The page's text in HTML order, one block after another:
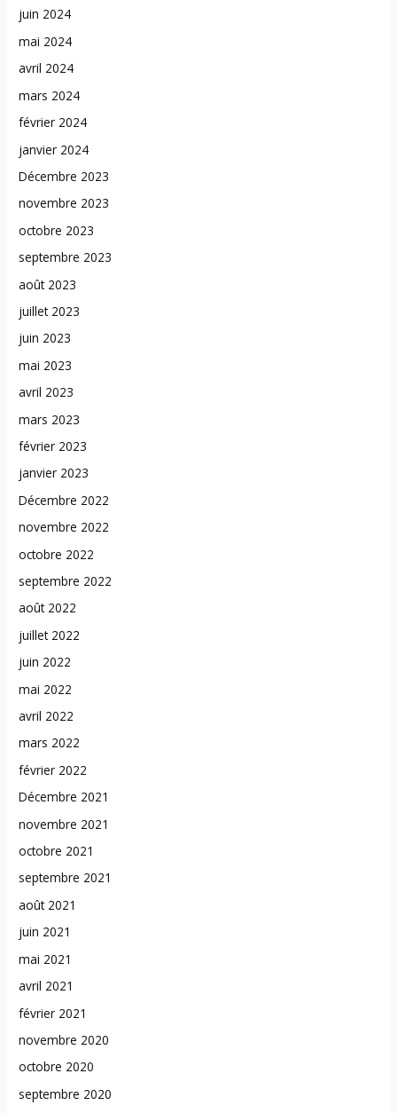
juin 2024
mai 2024
avril 2024
mars 2024
février 2024
janvier 2024
Décembre 2023
novembre 2023
octobre 2023
septembre 2023
août 2023
juillet 2023
juin 2023
mai 2023
avril 2023
mars 2023
février 2023
janvier 2023
Décembre 2022
novembre 2022
octobre 2022
septembre 2022
août 2022
juillet 2022
juin 2022
mai 2022
avril 2022
mars 2022
février 2022
Décembre 2021
novembre 2021
octobre 2021
septembre 2021
août 2021
juin 2021
mai 2021
avril 2021
février 2021
novembre 2020
octobre 2020
septembre 2020